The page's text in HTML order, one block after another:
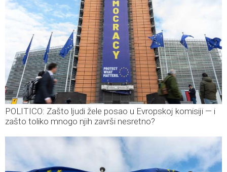
POLITICO: Zašto ljudi žele posao u Evropskoj komisiji — i
zašto toliko mnogo njih završi nesretno?